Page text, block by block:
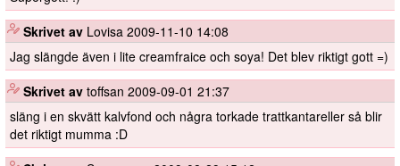
Skrivet av Lovisa 2009-11-10 14:08
Jag slängde även i lite creamfraice och soya! Det blev riktigt gott =)
Skrivet av toffsan 2009-09-01 21:37
släng i en skvätt kalvfond och några torkade trattkantareller så blir
det riktigt mumma :D